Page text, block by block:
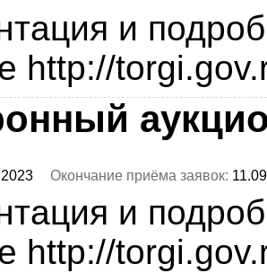
и
http://
Окончание приёма заявок:
и
http://